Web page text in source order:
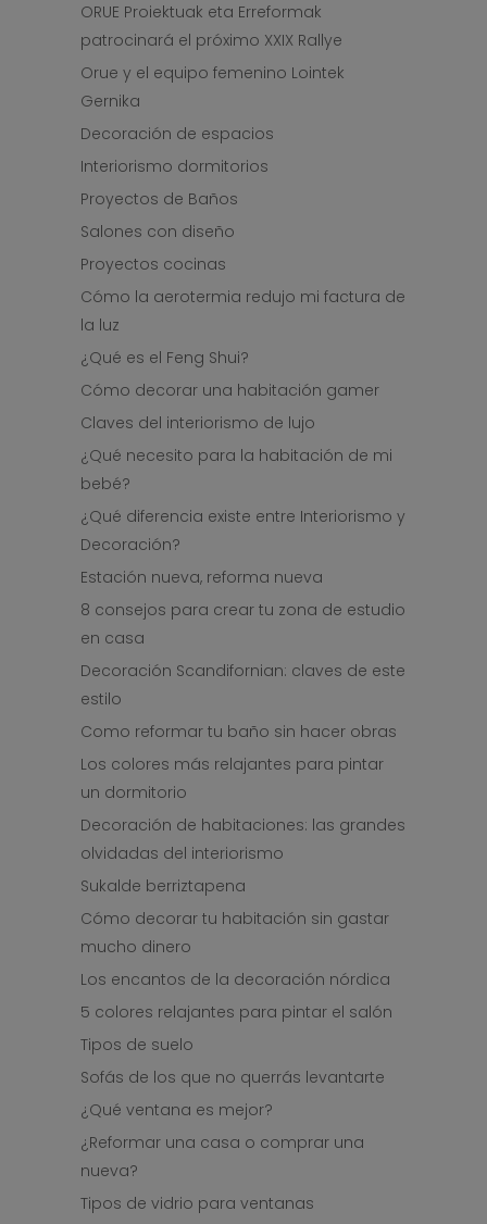
ORUE Proiektuak eta Erreformak
patrocinará el próximo XXIX Rallye
Orue y el equipo femenino Lointek
Gernika
Decoración de espacios
Interiorismo dormitorios
Proyectos de Baños
Salones con diseño
Proyectos cocinas
Cómo la aerotermia redujo mi factura de
la luz
¿Qué es el Feng Shui?
Cómo decorar una habitación gamer
Claves del interiorismo de lujo
¿Qué necesito para la habitación de mi
bebé?
¿Qué diferencia existe entre Interiorismo y
Decoración?
Estación nueva, reforma nueva
8 consejos para crear tu zona de estudio
en casa
Decoración Scandifornian: claves de este
estilo
Como reformar tu baño sin hacer obras
Los colores más relajantes para pintar
un dormitorio
Decoración de habitaciones: las grandes
olvidadas del interiorismo
Sukalde berriztapena
Cómo decorar tu habitación sin gastar
mucho dinero
Los encantos de la decoración nórdica
5 colores relajantes para pintar el salón
Tipos de suelo
Sofás de los que no querrás levantarte
¿Qué ventana es mejor?
¿Reformar una casa o comprar una
nueva?
Tipos de vidrio para ventanas